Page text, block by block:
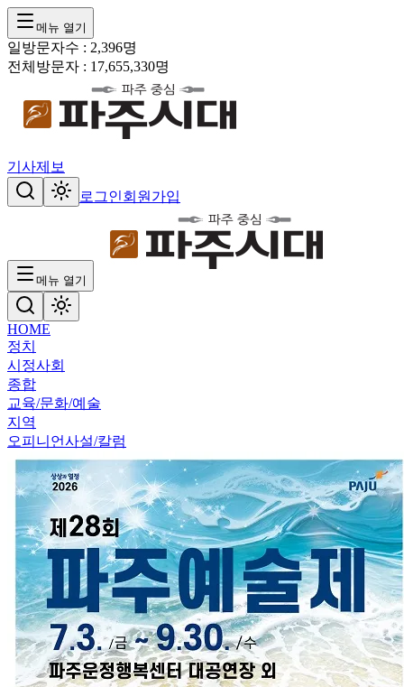
메뉴 열기
일방문자수 : 2,396명
전체방문자 : 17,655,330명
기사제보
로그인회원가입
메뉴 열기
HOME
정치
시정사회
종합
교육/문화/예술
지역
오피니언사설/칼럼